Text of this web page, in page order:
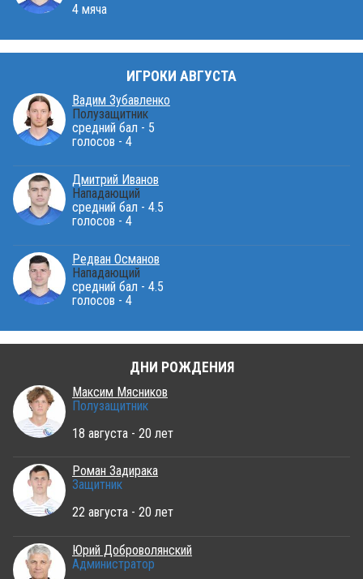
4 мяча
ИГРОКИ АВГУСТА
Вадим Зубавленко
Полузащитник
средний бал - 5
голосов - 4
Дмитрий Иванов
Нападающий
средний бал - 4.5
голосов - 4
Редван Османов
Нападающий
средний бал - 4.5
голосов - 4
ДНИ РОЖДЕНИЯ
Максим Мясников
Полузащитник
18 августа - 20 лет
Роман Задирака
Защитник
22 августа - 20 лет
Юрий Доброволянский
Администратор